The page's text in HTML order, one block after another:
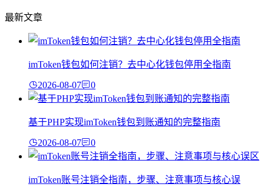
最新文章
imToken钱包如何注销？去中心化钱包停用全指南
2026-08-07 0
基于PHP实现imToken钱包到账通知的完整指南
2026-08-07 0
imToken账号注销全指南，步骤、注意事项与核心误